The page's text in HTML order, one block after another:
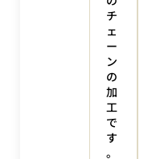
チ
ェ
ー
ン
の
加
工
で
す
。